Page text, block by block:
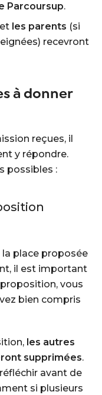
Parcoursup.
et les parents (si
recevront
à donner
reçues, il
y répondre.
possibles :
place proposée
il est important
vous
bien compris
les autres
supprimées.
avant de
si plusieurs